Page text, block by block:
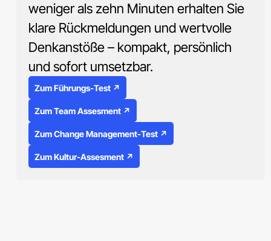
weniger als zehn Minuten erhalten Sie
klare Rückmeldungen und wertvolle
Denkanstöße – kompakt, persönlich
und sofort umsetzbar.
Zum Führungs-Test ↗
Zum Team Assesment ↗
Zum Change Management-Test ↗
Zum Kultur-Assesment ↗